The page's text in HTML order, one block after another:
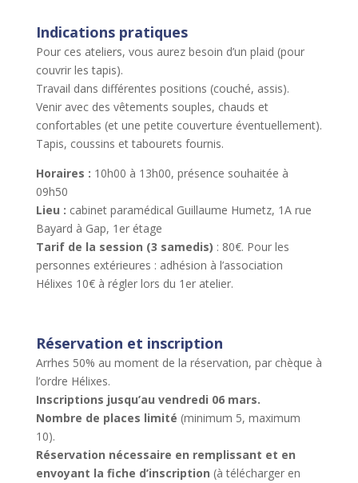
Indications pratiques
Pour ces ateliers, vous aurez besoin d’un plaid (pour
couvrir les tapis).
Travail dans différentes positions (couché, assis).
Venir avec des vêtements souples, chauds et
confortables (et une petite couverture éventuellement).
Tapis, coussins et tabourets fournis.
Horaires : 10h00 à 13h00, présence souhaitée à
09h50
Lieu : cabinet paramédical Guillaume Humetz, 1A rue
Bayard à Gap, 1er étage
Tarif de la session (3 samedis) : 80€. Pour les
personnes extérieures : adhésion à l’association
Hélixes 10€ à régler lors du 1er atelier.
Réservation et inscription
Arrhes 50% au moment de la réservation, par chèque à
l’ordre Hélixes.
Inscriptions jusqu’au vendredi 06 mars.
Nombre de places limité (minimum 5, maximum
10).
Réservation nécessaire en remplissant et en
envoyant la fiche d’inscription (à télécharger en